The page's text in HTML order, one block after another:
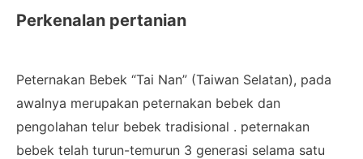
Perkenalan pertanian
Peternakan Bebek “Tai Nan” (Taiwan Selatan), pada
awalnya merupakan peternakan bebek dan
pengolahan telur bebek tradisional . peternakan
bebek telah turun-temurun 3 generasi selama satu